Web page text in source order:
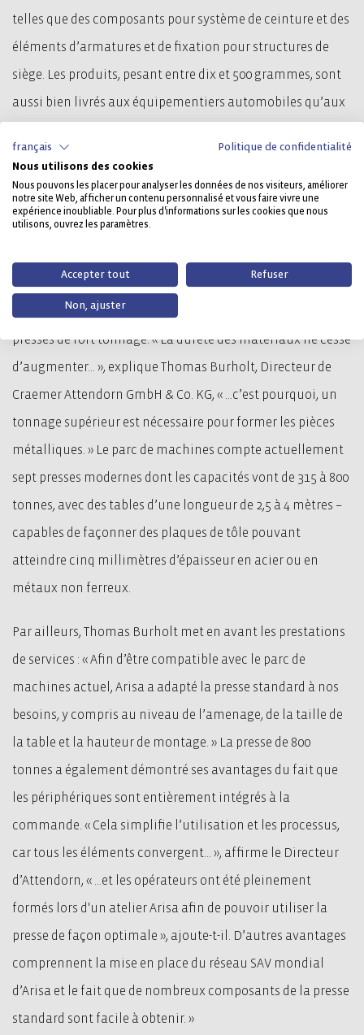
telles que des composants pour système de ceinture et des
éléments d’armatures et de fixation pour structures de
siège. Les produits, pesant entre dix et 500 grammes, sont
aussi bien livrés aux équipementiers automobiles qu’aux
à d’autres branches en Europe, en Asie et en Amérique du
Sud.
Laservopresse Arisa S-2-800-400-180-SP dotée d'une force de
table de quatre mètres de longueur, vient élargir depuis
deux ans le capacitaire Craemer dans la gamme des
presses de fort tonnage. « La dureté des matériaux ne cesse
d’augmenter… », explique Thomas Burholt, Directeur de
Craemer Attendorn GmbH & Co. KG, « …c’est pourquoi, un
tonnage supérieur est nécessaire pour former les pièces
métalliques. » Le parc de machines compte actuellement
sept presses modernes dont les capacités vont de 315 à 800
tonnes, avec des tables d’une longueur de 2,5 à 4 mètres –
capables de façonner des plaques de tôle pouvant
atteindre cinq millimètres d’épaisseur en acier ou en
métaux non ferreux.
Par ailleurs, Thomas Burholt met en avant les prestations
de services : « Afin d’être compatible avec le parc de
machines actuel, Arisa a adapté la presse standard à nos
besoins, y compris au niveau de l’amenage, de la taille de
la table et la hauteur de montage. » La presse de 800
tonnes a également démontré ses avantages du fait que
les périphériques sont entièrement intégrés à la
commande. « Cela simplifie l’utilisation et les processus,
car tous les éléments convergent… », affirme le Directeur
d’Attendorn, « …et les opérateurs ont été pleinement
formés lors d'un atelier Arisa afin de pouvoir utiliser la
presse de façon optimale », ajoute-t-il. D’autres avantages
comprennent la mise en place du réseau SAV mondial
d’Arisa et le fait que de nombreux composants de la presse
standard sont facile à obtenir. »
français
Politique de confidentialité
Nous utilisons des cookies
Nous pouvons les placer pour analyser les données de nos visiteurs, améliorer
notre site Web, afficher un contenu personnalisé et vous faire vivre une
expérience inoubliable. Pour plus d'informations sur les cookies que nous
utilisons, ouvrez les paramètres.
Accepter tout Refuser
Non, ajuster